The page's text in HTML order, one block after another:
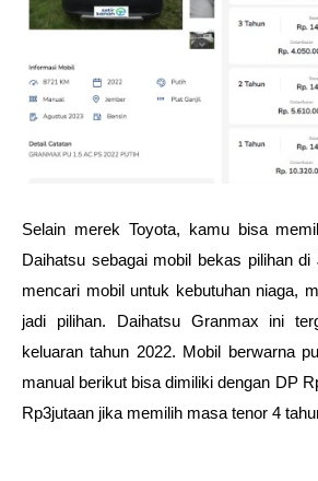
Selain merek Toyota, kamu bisa
Daihatsu sebagai mobil bekas pilihan
mencari mobil untuk kebutuhan niaga,
jadi pilihan. Daihatsu Granmax ini
keluaran tahun 2022. Mobil berwarna
manual berikut bisa dimiliki dengan DP
Rp3jutaan jika memilih masa tenor 4